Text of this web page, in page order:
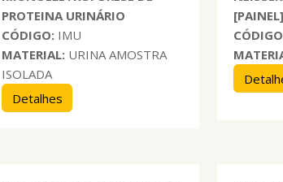
PROTEINA URINÁRIO
CÓDIGO: IMU
MATERIAL: URINA AMOSTRA
ISOLADA
Detalhes
[PAINEL]